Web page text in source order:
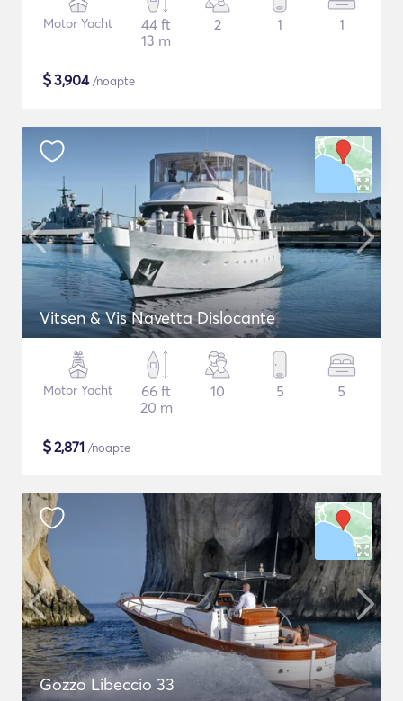
Motor Yacht
44 ft
13 m
2 1 1
$3,904/noapte
Vitsen & Vis Navetta Dislocante
Motor Yacht
66 ft
20 m
10 5 5
$2,871 /noapte
Gozzo Libeccio 33